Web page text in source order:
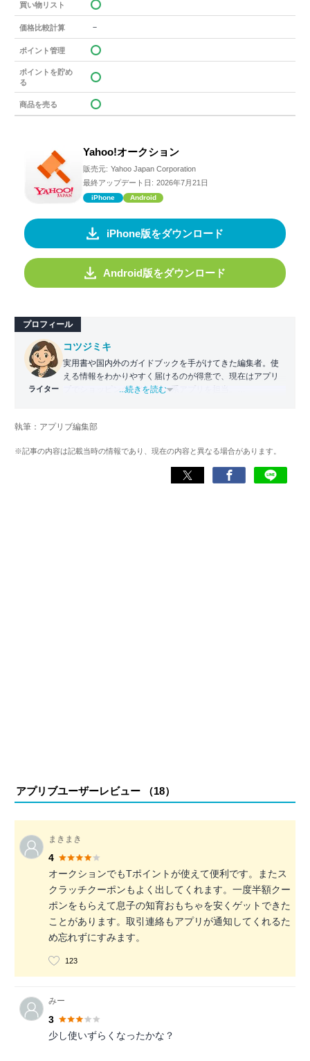
買い物リスト
価格比較計算 －
ポイント管理
ポイントを貯め
る
商品を売る
Yahoo!オークション
販売元: Yahoo Japan Corporation
最終アップデート日: 2026年7月21日
iPhone Android
iPhone版をダウンロード
Android版をダウンロード
プロフィール
ライター
コツジミキ
実用書や国内外のガイドブックを手がけてきた編集者。使
える情報をわかりやすく届けるのが得意で、現在はアプリ
ブでショッピング・クーポン系アプリを担当。
ユーザー目線で「本当に役立つアプリ」を紹介している。
...続きを読む
執筆：アプリブ編集部
※記事の内容は記載当時の情報であり、現在の内容と異なる場合があります。
アプリブユーザーレビュー （18）
まきまき
4
オークションでもTポイントが使えて便利です。またス
クラッチクーポンもよく出してくれます。一度半額クー
ポンをもらえて息子の知育おもちゃを安くゲットできた
ことがあります。取引連絡もアプリが通知してくれるた
め忘れずにすみます。
123
みー
3
少し使いずらくなったかな？